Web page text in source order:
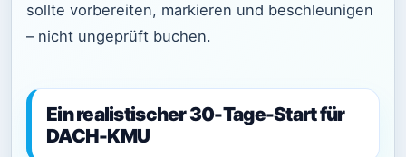
sollte vorbereiten, markieren und beschleunigen
– nicht ungeprüft buchen.
Ein realistischer 30-Tage-Start für
DACH-KMU